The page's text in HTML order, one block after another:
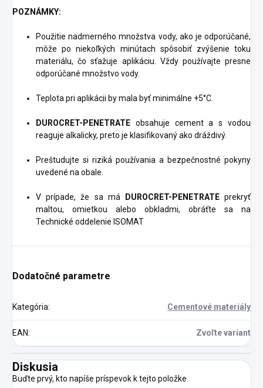
POZNÁMKY:
Použitie nadmerného množstva vody, ako je odporúčané,
môže po niekoľkých minútach spôsobiť zvýšenie toku
materiálu, čo sťažuje aplikáciu. Vždy používajte presne
odporúčané množstvo vody.
Teplota pri aplikácii by mala byť minimálne +5°C.
DUROCRET-PENETRATE obsahuje cement a s vodou
reaguje alkalicky, preto je klasifikovaný ako dráždivý.
Preštudujte si riziká používania a bezpečnostné pokyny
uvedené na obale.
V prípade, že sa má DUROCRET-PENETRATEprekryť
maltou, omietkou alebo obkladmi, obráťte sa na
Technické oddelenie ISOMAT
Dodatočné parametre
Kategória: Cementové materiály
EAN: Zvoľte variant
Diskusia
Buďte prvý, kto napíše príspevok k tejto položke.